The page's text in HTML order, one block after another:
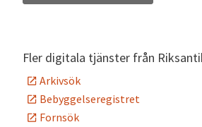
Fler digitala tjänster från
Arkivsök
Bebyggelseregistret
Fornsök